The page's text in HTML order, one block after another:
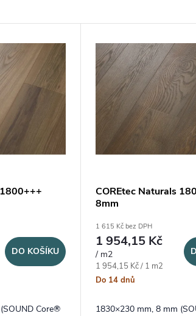
DO KOŠÍKU
Core®
COREtec Naturals
8mm
1 615 Kč bez DPH
1 954,15 Kč
/ m2
Měrná cena:
1 954,15 Kč / 1 m2
Do 14 dnů
1830×230 mm, 8 mm